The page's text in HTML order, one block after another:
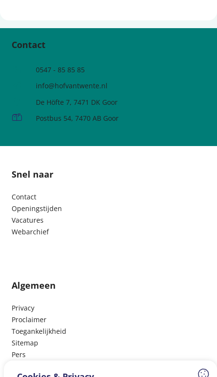
Contact
Telefoonnummer
0547 - 85 85 85
e-mailadres:info@hofvantwente.nl
De Höfte 7, 7471 DK Goor
Postadres:Postbus 54, 7470 AB Goor
Snel naar
Contact
Openingstijden
Vacatures
Webarchief
Algemeen
Privacy
Proclaimer
Toegankelijkheid
Sitemap
Pers